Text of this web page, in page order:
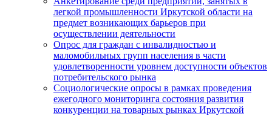
легкой промышленности Иркутской области на
предмет возникающих барьеров при
осуществлении деятельности
Опрос для граждан с инвалидностью и
маломобильных групп населения в части
удовлетворенности уровнем доступности объектов
потребительского рынка
Социологические опросы в рамках проведения
ежегодного мониторинга состояния развития
конкуренции на товарных рынках Иркутской